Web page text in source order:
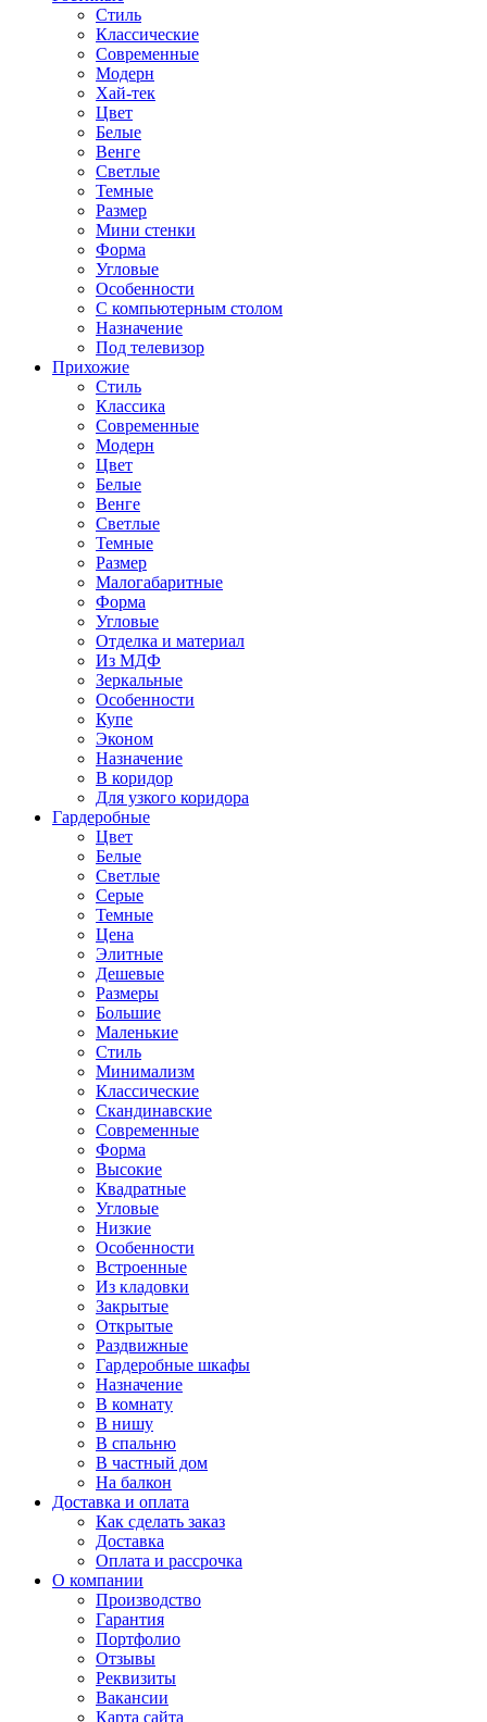
Стиль
Классические
Современные
Модерн
Хай-тек
Цвет
Белые
Венге
Светлые
Темные
Размер
Мини стенки
Форма
Угловые
Особенности
С компьютерным столом
Назначение
Под телевизор
Прихожие
Стиль
Классика
Современные
Модерн
Цвет
Белые
Венге
Светлые
Темные
Размер
Малогабаритные
Форма
Угловые
Отделка и материал
Из МДФ
Зеркальные
Особенности
Купе
Эконом
Назначение
В коридор
Для узкого коридора
Гардеробные
Цвет
Белые
Светлые
Серые
Темные
Цена
Элитные
Дешевые
Размеры
Большие
Маленькие
Стиль
Минимализм
Классические
Скандинавские
Современные
Форма
Высокие
Квадратные
Угловые
Низкие
Особенности
Встроенные
Из кладовки
Закрытые
Открытые
Раздвижные
Гардеробные шкафы
Назначение
В комнату
В нишу
В спальню
В частный дом
На балкон
Доставка и оплата
Как сделать заказ
Доставка
Оплата и рассрочка
О компании
Производство
Гарантия
Портфолио
Отзывы
Реквизиты
Вакансии
Карта сайта